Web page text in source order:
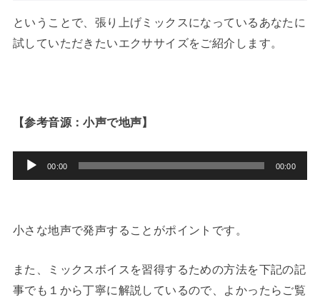
ということで、張り上げミックスになっているあなたに
試していただきたいエクササイズをご紹介します。
【参考音源：小声で地声】
声
レ
ヤ
ー
00:00 00:00
小さな地声で発声することがポイントです。
また、ミックスボイスを習得するための方法を下記の記
事でも１から丁寧に解説しているので、よかったらご覧